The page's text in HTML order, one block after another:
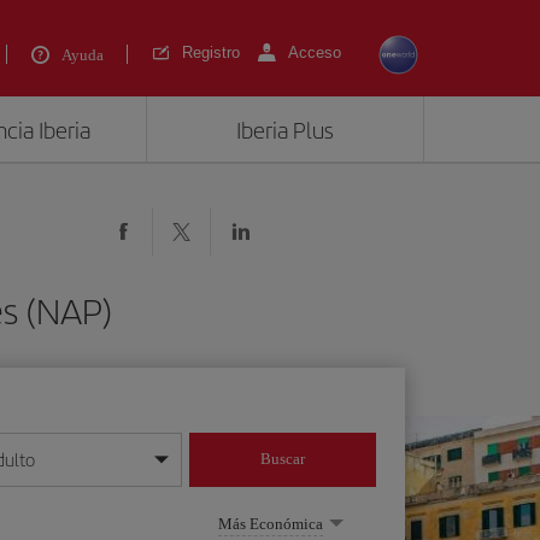
Ayuda Registro Acceso
Iberia Iberia Plus
(NAP)
mes/año
Buscar
Más Económica